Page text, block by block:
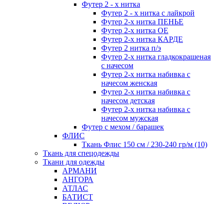
Футер 2 - х нитка
Футер 2 - х нитка с лайкрой
Футер 2-х нитка ПЕНЬЕ
Футер 2-х нитка ОЕ
Футер 2-х нитка КАРДЕ
Футер 2 нитка п/э
Футер 2-х нитка гладкокрашеная
с начесом
Футер 2-х нитка набивка с
начесом женская
Футер 2-х нитка набивка с
начесом детская
Футер 2-х нитка набивка с
начесом мужская
Футер с мехом / барашек
ФЛИС
Ткань Флис 150 см / 230-240 гр/м (10)
Ткань для спецодежды
Ткани для одежды
АРМАНИ
АНГОРА
АТЛАС
БАТИСТ